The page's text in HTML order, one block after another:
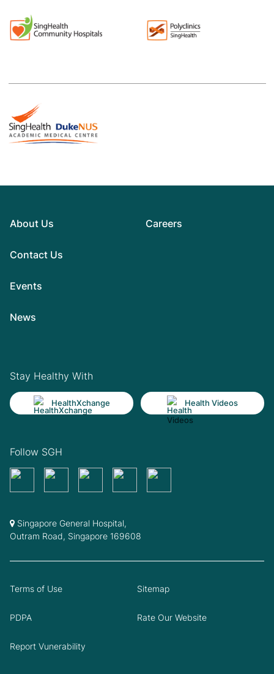
About Us
Contact Us
Events
News
Careers
Stay Healthy With
HealthXchange Health Videos
Follow SGH
Singapore General Hospital,
Outram Road, Singapore 169608
Terms of Use Sitemap
PDPA Rate Our Website
Report Vunerability